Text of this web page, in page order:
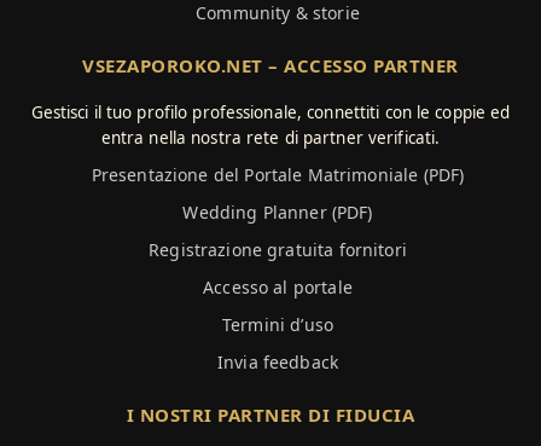
Community & storie
VSEZAPOROKO.NET – ACCESSO PARTNER
Gestisci il tuo profilo professionale, connettiti con le coppie ed
entra nella nostra rete di partner verificati.
Presentazione del Portale Matrimoniale (PDF)
Wedding Planner (PDF)
Registrazione gratuita fornitori
Accesso al portale
Termini d’uso
Invia feedback
I NOSTRI PARTNER DI FIDUCIA